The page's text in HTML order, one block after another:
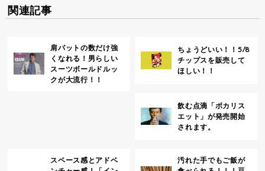
関連記事
肩パットの数だけ強
くなれる！男らしい
スーツボールドルッ
クが大流行！！
ちょうどいい！！5/8
チップスを販売して
ほしい！！
飲む点滴「ポカリス
エット」が発売開始
されます。
スペース感とアドベ
汚れた手でもご飯が